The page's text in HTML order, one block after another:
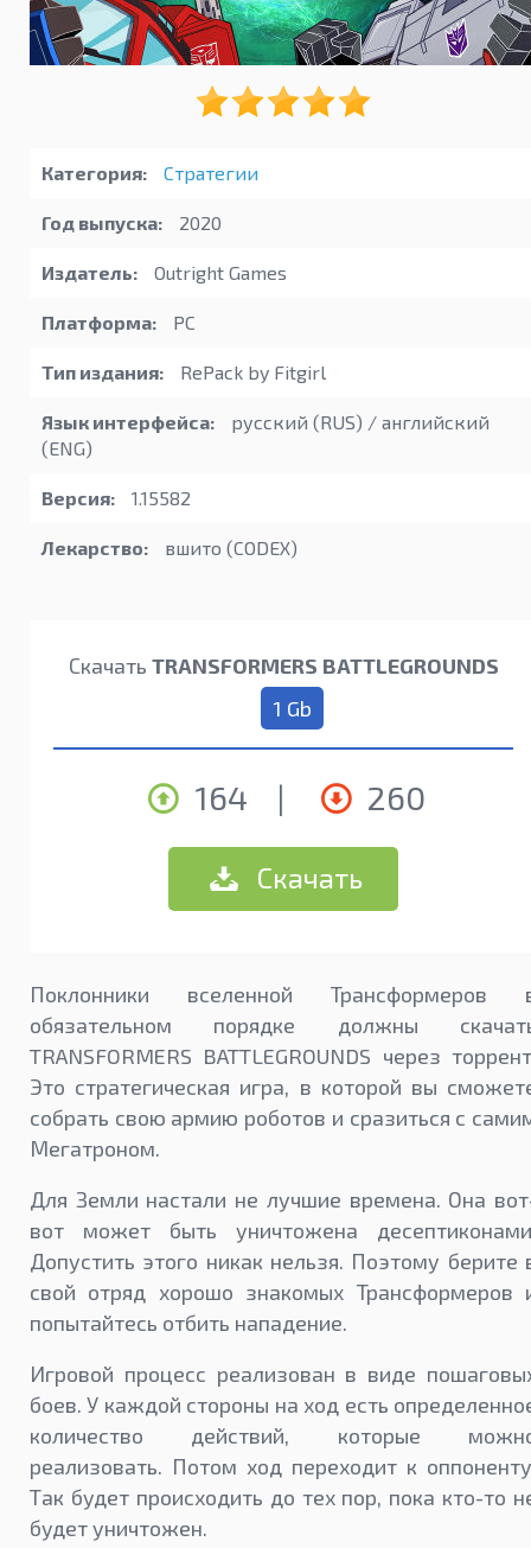
Категория: Стратегии
Год выпуска: 2020
Издатель: Outright Games
Платформа: PC
Тип издания: RePack by Fitgirl
Язык интерфейса:
русский (RUS) / английский
(ENG)
Версия: 1.15582
Лекарство: вшито (CODEX)
Скачать TRANSFORMERS BATTLEGROUNDS
1 Gb
164 | 260
Скачать
Поклонники вселенной Трансформеров
обязательном порядке должны
TRANSFORMERS BATTLEGROUNDS через
Это стратегическая игра, в которой вы
собрать свою армию роботов и сразиться с
Мегатроном.
Для Земли настали не лучшие времена. Она
вот может быть уничтожена
Допустить этого никак нельзя. Поэтому берите
свой отряд хорошо знакомых Трансформеров
попытайтесь отбить нападение.
Игровой процесс реализован в виде
боев. У каждой стороны на ход есть
количество действий, которые
реализовать. Потом ход переходит к
Так будет происходить до тех пор, пока кто-то
будет уничтожен.